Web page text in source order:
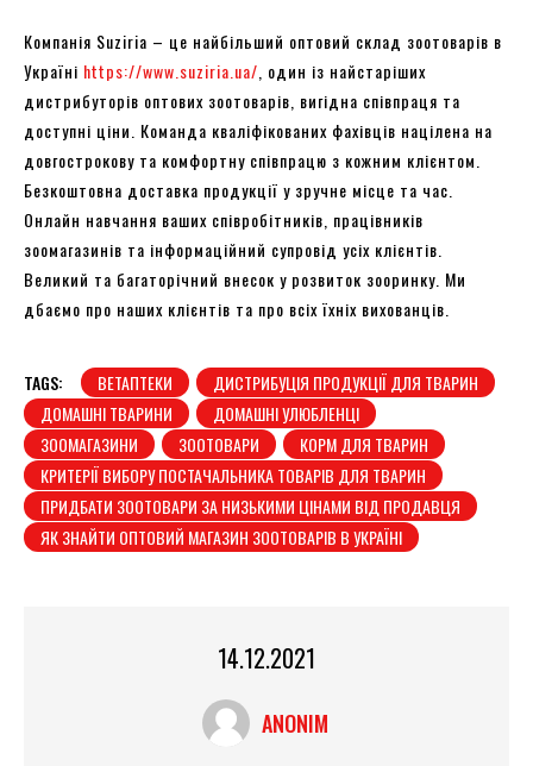
Компанія Suziria – це найбільший оптовий склад зоотоварів в
Україні https://www.suziria.ua/ , один із найстаріших
дистрибуторів оптових зоотоварів, вигідна співпраця та
доступні ціни. Команда кваліфікованих фахівців націлена на
довгострокову та комфортну співпрацю з кожним клієнтом.
Безкоштовна доставка продукції у зручне місце та час.
Онлайн навчання ваших співробітників, працівників
зоомагазинів та інформаційний супровід усіх клієнтів.
Великий та багаторічний внесок у розвиток зооринку. Ми
дбаємо про наших клієнтів та про всіх їхніх вихованців.
TAGS: ВЕТАПТЕКИ
ДИСТРИБУЦІЯ ПРОДУКЦІЇ ДЛЯ ТВАРИН
ДОМАШНІ ТВАРИНИ
ДОМАШНІ УЛЮБЛЕНЦІ
ЗООМАГАЗИНИ
ЗООТОВАРИ
КОРМ ДЛЯ ТВАРИН
КРИТЕРІЇ ВИБОРУ ПОСТАЧАЛЬНИКА ТОВАРІВ ДЛЯ ТВАРИН
ПРИДБАТИ ЗООТОВАРИ ЗА НИЗЬКИМИ ЦІНАМИ ВІД ПРОДАВЦЯ
ЯК ЗНАЙТИ ОПТОВИЙ МАГАЗИН ЗООТОВАРІВ В УКРАЇНІ
14.12.2021
ANONIM